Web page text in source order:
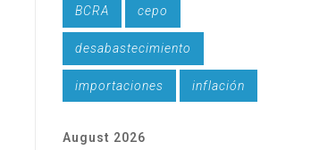
BCRA cepo
desabastecimiento
importaciones inflación
August 2026